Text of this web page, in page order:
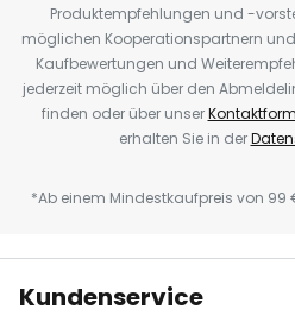
Produktempfehlungen und -
möglichen Kooperationspartnern
Kaufbewertungen und
jederzeit möglich über den
finden oder über unser
erhalten Sie in der
*Ab einem Mindestkaufpreis von
Kundenservice